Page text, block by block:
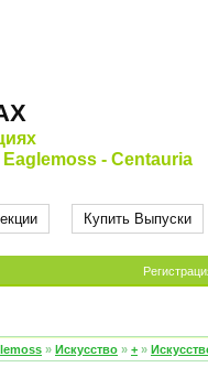
- Centauria
Купить Выпуски
» Искусство » + »